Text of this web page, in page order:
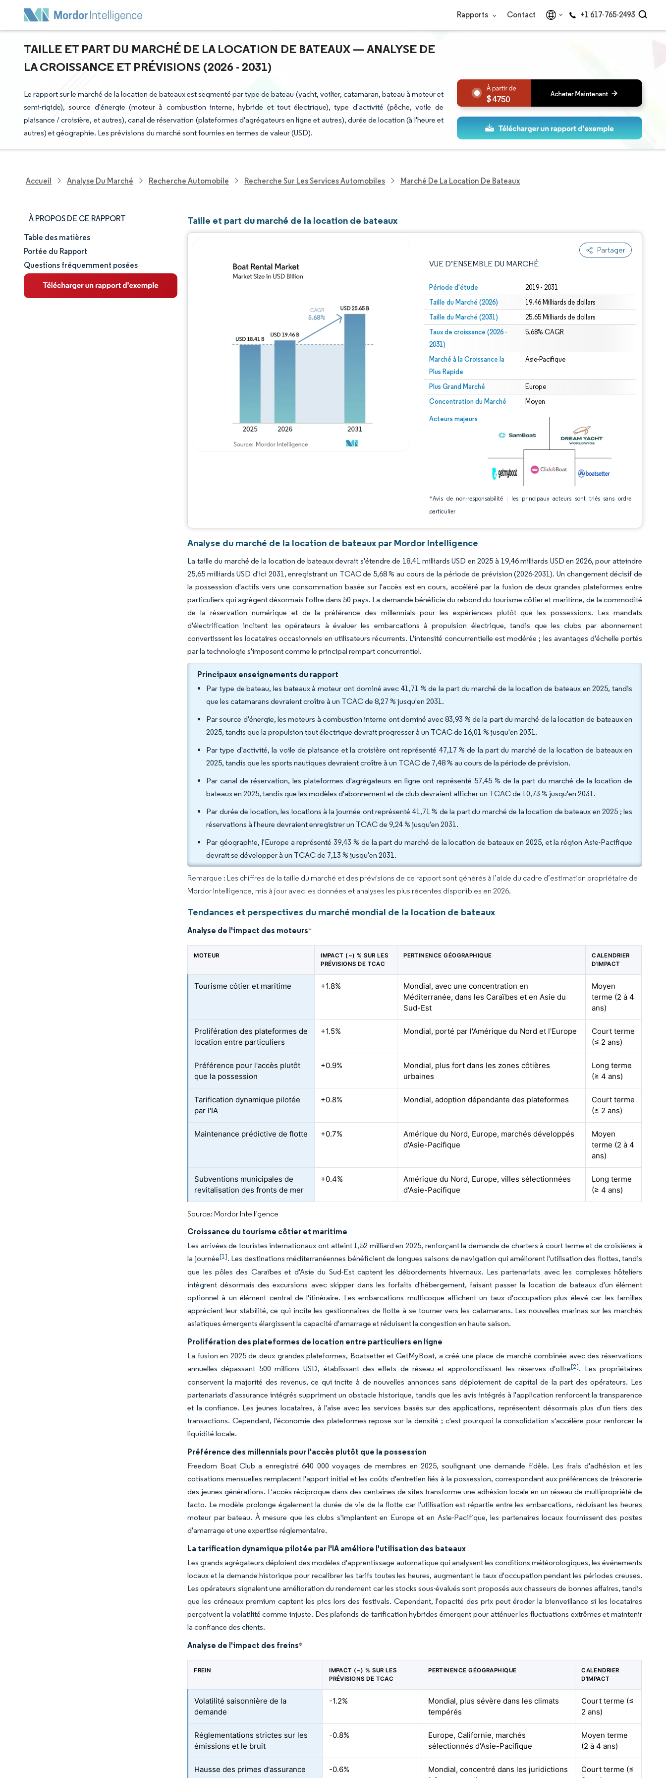
Rapports Contact +1 617-765-2493
TAILLE ET PART DU MARCHÉ DE LA LOCATION DE BATEAUX — ANALYSE DE
LA CROISSANCE ET PRÉVISIONS (2026 - 2031)
Le rapport sur le marché de la location de bateaux est segmenté par type de bateau (yacht, voilier, catamaran, bateau à moteur et
semi-rigide), source d'énergie (moteur à combustion interne, hybride et tout électrique), type d'activité (pêche, voile de
plaisance / croisière, et autres), canal de réservation (plateformes d'agrégateurs en ligne et autres), durée de location (à l'heure et
autres) et géographie. Les prévisions du marché sont fournies en termes de valeur (USD).
4750
Accueil Analyse Du Marché Recherche Automobile Recherche Sur Les Services Automobiles Marché De La Location De Bateaux
À PROPOS DE CE RAPPORT
Taille et part de marché
Analyse du marché
Tendances et perspectives
Table des matières
Portée du Rapport
Questions fréquemment posées
Taille et part du marché de la location de bateaux
Partager
VUE D’ENSEMBLE DU MARCHÉ
Période d'étude 2019 - 2031
Taille du Marché (2026) 19.46 Milliards de dollars
Taille du Marché (2031) 25.65 Milliards de dollars
Taux de croissance (2026 -
2031)
5.68% CAGR
Marché à la Croissance la
Plus Rapide
Asie-Pacifique
Plus Grand Marché Europe
Concentration du Marché Moyen
Acteurs majeurs
*Avis de non-responsabilité : les principaux acteurs sont triés sans ordre
particulier
Image © Mordor Intelligence. La réutilisation nécessite une attribution sous CC BY 4.0.
Image © Mordor Intelligence. La réutilisation nécessite une attribution sous CC BY 4.0.
Analyse du marché de la location de bateaux par Mordor Intelligence
La taille du marché de la location de bateaux devrait s'étendre de 18,41 milliards USD en 2025 à 19,46 milliards USD en 2026, pour atteindre
25,65 milliards USD d'ici 2031, enregistrant un TCAC de 5,68 % au cours de la période de prévision (2026-2031). Un changement décisif de
la possession d'actifs vers une consommation basée sur l'accès est en cours, accéléré par la fusion de deux grandes plateformes entre
particuliers qui agrègent désormais l'offre dans 50 pays. La demande bénéficie du rebond du tourisme côtier et maritime, de la commodité
de la réservation numérique et de la préférence des millennials pour les expériences plutôt que les possessions. Les mandats
d'électrification incitent les opérateurs à évaluer les embarcations à propulsion électrique, tandis que les clubs par abonnement
convertissent les locataires occasionnels en utilisateurs récurrents. L'intensité concurrentielle est modérée ; les avantages d'échelle portés
par la technologie s'imposent comme le principal rempart concurrentiel.
Principaux enseignements du rapport
Par type de bateau, les bateaux à moteur ont dominé avec 41,71 % de la part du marché de la location de bateaux en 2025, tandis
que les catamarans devraient croître à un TCAC de 8,27 % jusqu'en 2031.
Par source d'énergie, les moteurs à combustion interne ont dominé avec 83,93 % de la part du marché de la location de bateaux en
2025, tandis que la propulsion tout électrique devrait progresser à un TCAC de 16,01 % jusqu'en 2031.
Par type d'activité, la voile de plaisance et la croisière ont représenté 47,17 % de la part du marché de la location de bateaux en
2025, tandis que les sports nautiques devraient croître à un TCAC de 7,48 % au cours de la période de prévision.
Par canal de réservation, les plateformes d'agrégateurs en ligne ont représenté 57,45 % de la part du marché de la location de
bateaux en 2025, tandis que les modèles d'abonnement et de club devraient afficher un TCAC de 10,73 % jusqu'en 2031.
Par durée de location, les locations à la journée ont représenté 41,71 % de la part du marché de la location de bateaux en 2025 ; les
réservations à l'heure devraient enregistrer un TCAC de 9,24 % jusqu'en 2031.
Par géographie, l'Europe a représenté 39,43 % de la part du marché de la location de bateaux en 2025, et la région Asie-Pacifique
devrait se développer à un TCAC de 7,13 % jusqu'en 2031.
Remarque : Les chiffres de la taille du marché et des prévisions de ce rapport sont générés à l’aide du cadre d’estimation propriétaire de
Mordor Intelligence, mis à jour avec les données et analyses les plus récentes disponibles en 2026.
Tendances et perspectives du marché mondial de la location de bateaux
Analyse de l'impact des moteurs*
MOTEUR
IMPACT (~) % SUR LES
PRÉVISIONS DE TCAC
PERTINENCE GÉOGRAPHIQUE
CALENDRIER
D'IMPACT
Tourisme côtier et maritime +1.8%
Mondial, avec une concentration en
Méditerranée, dans les Caraïbes et en Asie du
Sud-Est
Moyen
terme (2 à 4
ans)
Prolifération des plateformes de
location entre particuliers
+1.5% Mondial, porté par l'Amérique du Nord et l'Europe
Court terme
(≤ 2 ans)
Préférence pour l'accès plutôt
que la possession
+0.9%
Mondial, plus fort dans les zones côtières
urbaines
Long terme
(≥ 4 ans)
Tarification dynamique pilotée
par l'IA
+0.8% Mondial, adoption dépendante des plateformes
Court terme
(≤ 2 ans)
Maintenance prédictive de flotte +0.7%
Amérique du Nord, Europe, marchés développés
d'Asie-Pacifique
Moyen
terme (2 à 4
ans)
Subventions municipales de
revitalisation des fronts de mer
+0.4%
Amérique du Nord, Europe, villes sélectionnées
d'Asie-Pacifique
Long terme
(≥ 4 ans)
Source: Mordor Intelligence
Croissance du tourisme côtier et maritime
Les arrivées de touristes internationaux ont atteint 1,52 milliard en 2025, renforçant la demande de charters à court terme et de croisières à
la journée[1]. Les destinations méditerranéennes bénéficient de longues saisons de navigation qui améliorent l'utilisation des flottes, tandis
que les pôles des Caraïbes et d'Asie du Sud-Est captent les débordements hivernaux. Les partenariats avec les complexes hôteliers
intègrent désormais des excursions avec skipper dans les forfaits d'hébergement, faisant passer la location de bateaux d'un élément
optionnel à un élément central de l'itinéraire. Les embarcations multicoque affichent un taux d'occupation plus élevé car les familles
apprécient leur stabilité, ce qui incite les gestionnaires de flotte à se tourner vers les catamarans. Les nouvelles marinas sur les marchés
asiatiques émergents élargissent la capacité d'amarrage et réduisent la congestion en haute saison.
Prolifération des plateformes de location entre particuliers en ligne
La fusion en 2025 de deux grandes plateformes, Boatsetter et GetMyBoat, a créé une place de marché combinée avec des réservations
annuelles dépassant 500 millions USD, établissant des effets de réseau et approfondissant les réserves d'offre[2]. Les propriétaires
conservent la majorité des revenus, ce qui incite à de nouvelles annonces sans déploiement de capital de la part des opérateurs. Les
partenariats d'assurance intégrés suppriment un obstacle historique, tandis que les avis intégrés à l'application renforcent la transparence
et la confiance. Les jeunes locataires, à l'aise avec les services basés sur des applications, représentent désormais plus d'un tiers des
transactions. Cependant, l'économie des plateformes repose sur la densité ; c'est pourquoi la consolidation s'accélère pour renforcer la
liquidité locale.
Préférence des millennials pour l'accès plutôt que la possession
Freedom Boat Club a enregistré 640 000 voyages de membres en 2025, soulignant une demande fidèle. Les frais d'adhésion et les
cotisations mensuelles remplacent l'apport initial et les coûts d'entretien liés à la possession, correspondant aux préférences de trésorerie
des jeunes générations. L'accès réciproque dans des centaines de sites transforme une adhésion locale en un réseau de multipropriété de
facto. Le modèle prolonge également la durée de vie de la flotte car l'utilisation est répartie entre les embarcations, réduisant les heures
moteur par bateau. À mesure que les clubs s'implantent en Europe et en Asie-Pacifique, les partenaires locaux fournissent des postes
d'amarrage et une expertise réglementaire.
La tarification dynamique pilotée par l'IA améliore l'utilisation des bateaux
Les grands agrégateurs déploient des modèles d'apprentissage automatique qui analysent les conditions météorologiques, les événements
locaux et la demande historique pour recalibrer les tarifs toutes les heures, augmentant le taux d'occupation pendant les périodes creuses.
Les opérateurs signalent une amélioration du rendement car les stocks sous-évalués sont proposés aux chasseurs de bonnes affaires, tandis
que les créneaux premium captent les pics lors des festivals. Cependant, l'opacité des prix peut éroder la bienveillance si les locataires
perçoivent la volatilité comme injuste. Des plafonds de tarification hybrides émergent pour atténuer les fluctuations extrêmes et maintenir
la confiance des clients.
Analyse de l'impact des freins*
FREIN
IMPACT (~) % SUR LES
PRÉVISIONS DE TCAC
PERTINENCE GÉOGRAPHIQUE
CALENDRIER
D'IMPACT
Volatilité saisonnière de la
demande
-1.2%
Mondial, plus sévère dans les climats
tempérés
Court terme (≤
2 ans)
Réglementations strictes sur les
émissions et le bruit
-0.8%
Europe, Californie, marchés
sélectionnés d'Asie-Pacifique
Moyen terme
(2 à 4 ans)
Hausse des primes d'assurance -0.6%
Mondial, concentré dans les juridictions
Court terme (≤